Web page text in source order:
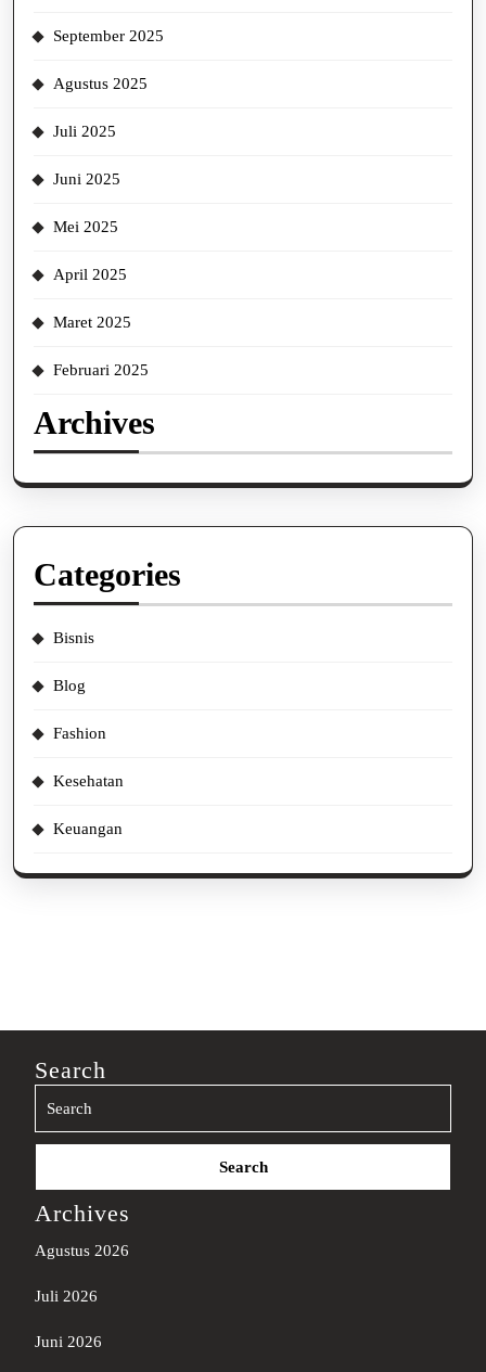
September 2025
Agustus 2025
Juli 2025
Juni 2025
Mei 2025
April 2025
Maret 2025
Februari 2025
Archives
Categories
Bisnis
Blog
Fashion
Kesehatan
Keuangan
Search
Search
Archives
Agustus 2026
Juli 2026
Juni 2026